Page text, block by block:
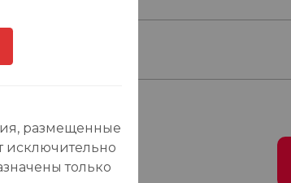
размещенные
исключительно
только